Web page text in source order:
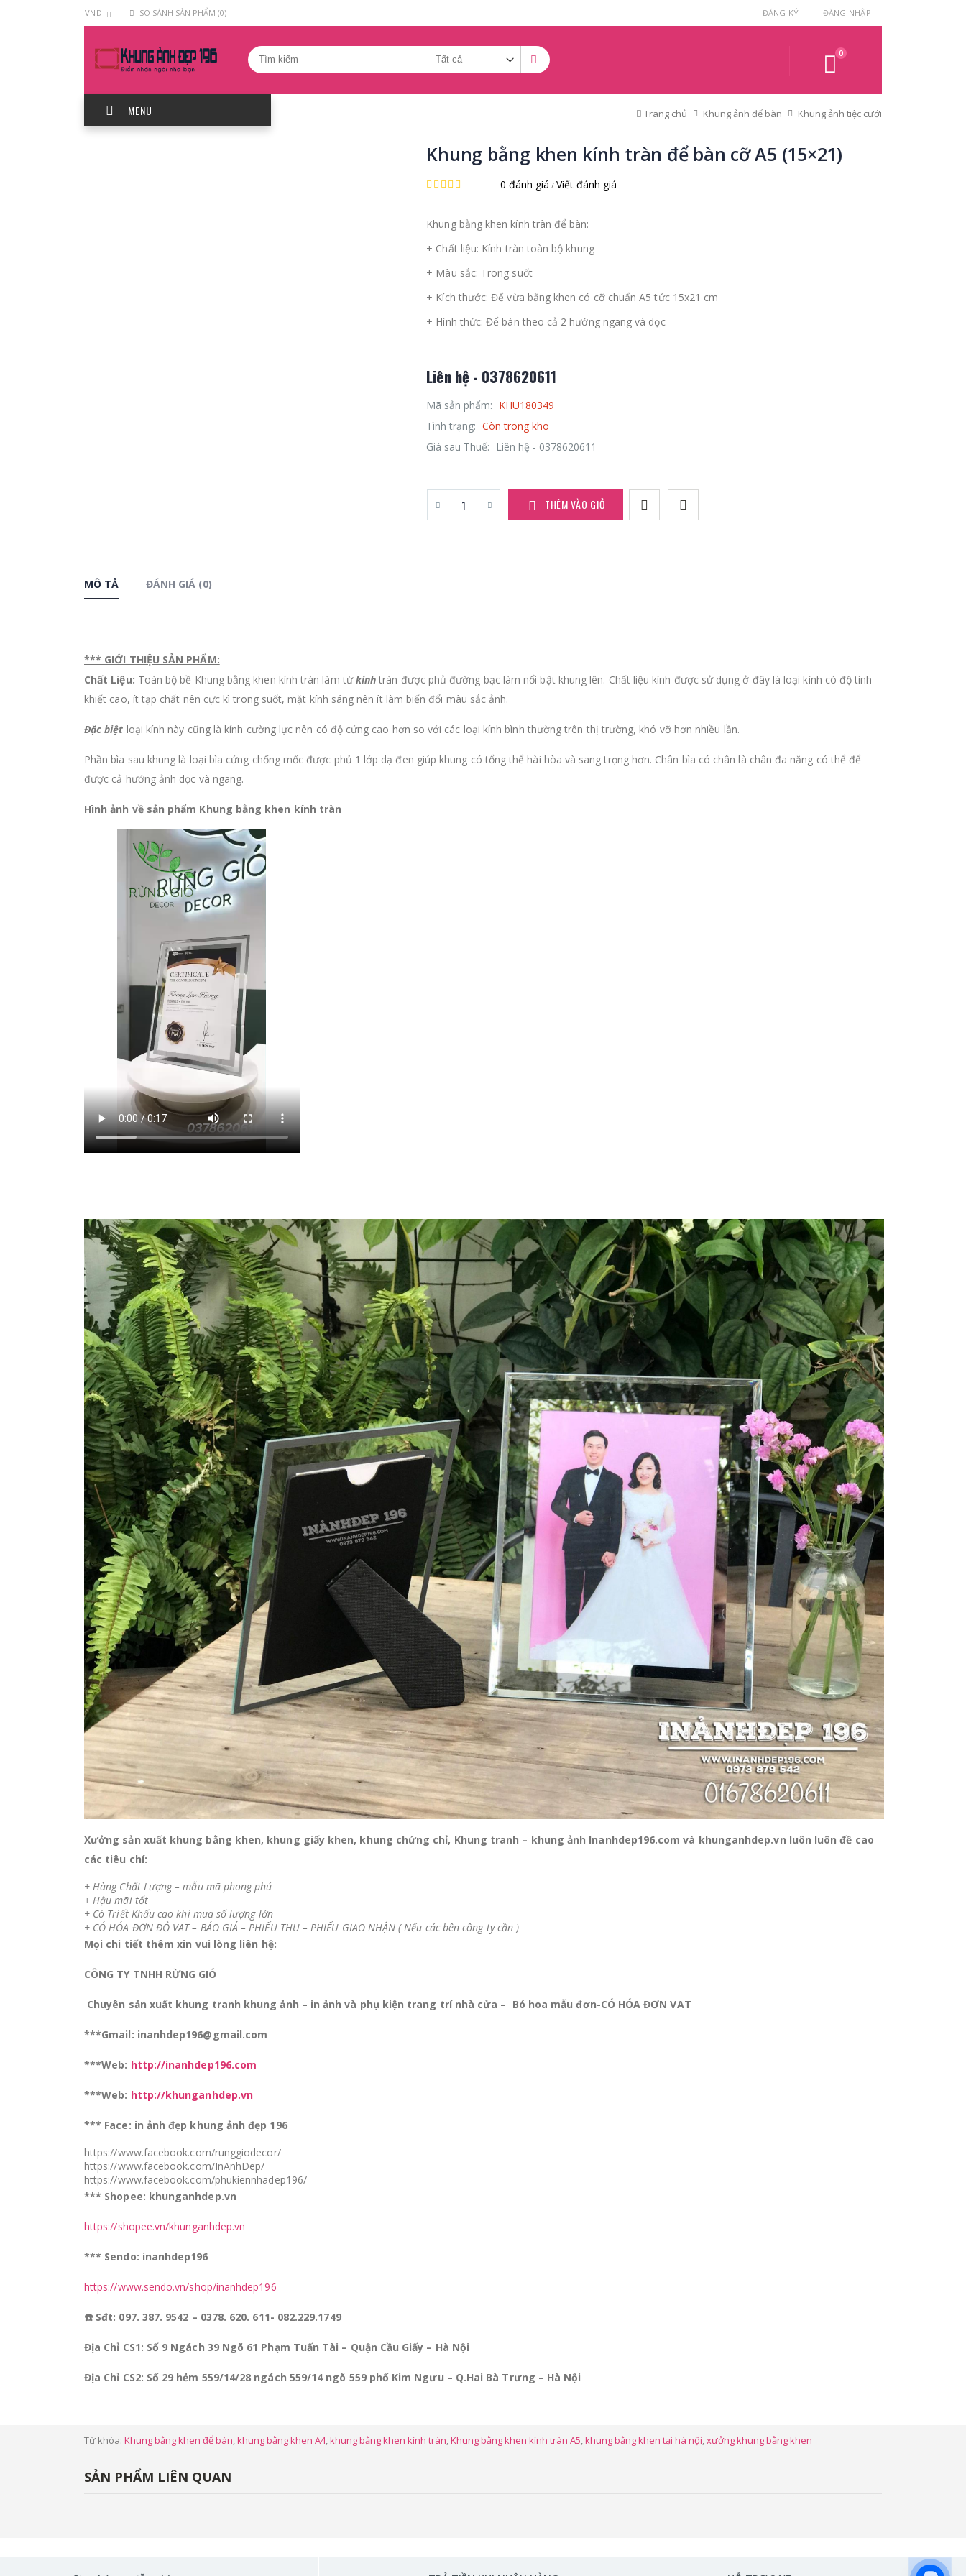
VND SO SÁNH SẢN PHẨM (0) ĐĂNG KÝ ĐĂNG NHẬP
0
MENU Trang chủ Khung ảnh để bàn Khung ảnh tiệc cưới
Khung bằng khen kính tràn để bàn cỡ A5 (15×21)
0 đánh giá /Viết đánh giá
Khung bằng khen kính tràn để bàn:
+ Chất liệu: Kính tràn toàn bộ khung
+ Màu sắc: Trong suốt
+ Kích thước: Để vừa bằng khen có cỡ chuẩn A5 tức 15x21 cm
+ Hình thức: Để bàn theo cả 2 hướng ngang và dọc
Liên hệ - 0378620611
Mã sản phẩm: KHU180349
Tình trạng: Còn trong kho
Giá sau Thuế:
Liên hệ - 0378620611
THÊM VÀO GIỎ
MÔ TẢ ĐÁNH GIÁ (0)
*** GIỚI THIỆU SẢN PHẨM:
Chất Liệu: Toàn bộ bề Khung bằng khen kính tràn làm từkính tràn được phủ đường bạc làm nổi bật khung lên. Chất liệu kính được sử dụng ở đây là loại kính có độ tinh
khiết cao, ít tạp chất nên cực kì trong suốt, mặt kính sáng nên ít làm biến đổi màu sắc ảnh.
Đặc biệt loại kính này cũng là kính cường lực nên có độ cứng cao hơn so với các loại kính bình thường trên thị trường, khó vỡ hơn nhiều lần.
Phần bìa sau khung là loại bìa cứng chống mốc được phủ 1 lớp dạ đen giúp khung có tổng thể hài hòa và sang trọng hơn. Chân bìa có chân là chân đa năng có thể để
được cả hướng ảnh dọc và ngang.
Hình ảnh về sản phẩm Khung bằng khen kính tràn
Xưởng sản xuất khung bằng khen, khung giấy khen, khung chứng chỉ, Khung tranh – khung ảnh Inanhdep196.com và khunganhdep.vn luôn luôn đề cao
các tiêu chí:
+ Hàng Chất Lượng – mẫu mã phong phú
+ Hậu mãi tốt
+ Có Triết Khấu cao khi mua số lượng lớn
+ CÓ HÓA ĐƠN ĐỎ VAT – BÁO GIÁ – PHIẾU THU – PHIẾU GIAO NHẬN ( Nếu các bên công ty cần )
Mọi chi tiết thêm xin vui lòng liên hệ:
CÔNG TY TNHH RỪNG GIÓ
Chuyên sản xuất khung tranh khung ảnh – in ảnh và phụ kiện trang trí nhà cửa – Bó hoa mẫu đơn-CÓ HÓA ĐƠN VAT
***Gmail: inanhdep196@gmail.com
***Web: http://inanhdep196.com
***Web: http://khunganhdep.vn
*** Face: in ảnh đẹp khung ảnh đẹp 196
https://www.facebook.com/runggiodecor/
https://www.facebook.com/InAnhDep/
https://www.facebook.com/phukiennhadep196/
*** Shopee: khunganhdep.vn
https://shopee.vn/khunganhdep.vn
*** Sendo: inanhdep196
https://www.sendo.vn/shop/inanhdep196
☎️ Sđt: 097. 387. 9542 – 0378. 620. 611- 082.229.1749
Địa Chỉ CS1: Số 9 Ngách 39 Ngõ 61 Phạm Tuấn Tài – Quận Cầu Giấy – Hà Nội
Địa Chỉ CS2: Số 29 hẻm 559/14/28 ngách 559/14 ngõ 559 phố Kim Ngưu – Q.Hai Bà Trưng – Hà Nội
Từ khóa: Khung bằng khen để bàn,khung bằng khen A4,khung bằng khen kính tràn,Khung bằng khen kính tràn A5,khung bằng khen tại hà nội,xưởng khung bằng khen
SẢN PHẨM LIÊN QUAN